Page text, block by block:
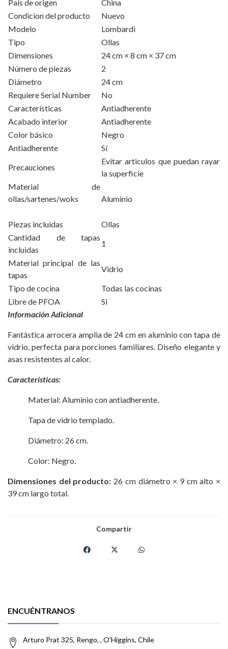
País de origen
China
Condicion del producto
Nuevo
Modelo
Lombardi
Tipo
Ollas
Dimensiones
24 cm × 8 cm × 37 cm
Número de piezas
2
Diámetro
24 cm
Requiere Serial Number
No
Características
Antiadherente
Acabado interior
Antiadherente
Color básico
Negro
Antiadherente
Sí
Precauciones
Evitar articulos que puedan rayar
la superficie
Material de
ollas/sartenes/woks
Aluminio
Piezas incluidas
Ollas
Cantidad de tapas
incluidas
1
Material principal de las
tapas
Vidrio
Tipo de cocina
Todas las cocinas
Libre de PFOA
Si
Información Adicional
Fantástica arrocera amplia de 24 cm en aluminio con tapa de
vidrio, perfecta para porciones familiares. Diseño elegante y
asas resistentes al calor.
Características:
Material: Aluminio con antiadherente.
Tapa de vidrio templado.
Diámetro: 26 cm.
Color: Negro.
Dimensiones del producto: 26 cm diámetro × 9 cm alto ×
39 cm largo total.
Compartir
ENCUÉNTRANOS
Arturo Prat 325, Rengo, , O'Higgins, Chile